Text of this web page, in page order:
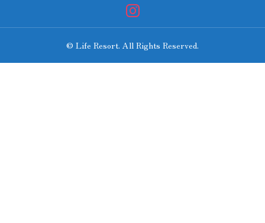
© Life Resort. All Rights Reserved.